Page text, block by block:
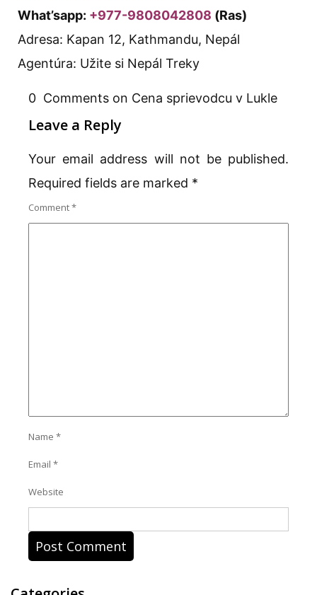
What’sapp: +977-9808042808 (Ras)
Adresa: Kapan 12, Kathmandu, Nepál
Agentúra: Užite si Nepál Treky
0 Comments on Cena sprievodcu v Lukle
Leave a Reply
Your email address will not be published.
Required fields are marked *
Comment*
Name *
Email *
Website